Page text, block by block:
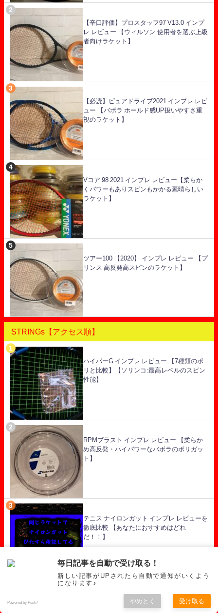
【辛口評価】プロスタッフ97 V13.0 インプ
レ レビュー 【ウィルソン 使用者を選ぶ上級
者向けラケット】
【必読】ピュアドライブ2021 インプレ レビ
ュー 【バボラ ホールド感UP扱いやすさ重
視のラケット】
Vコア 98 2021 インプレ レビュー【柔らか
くパワーもありスピンもかかる素晴らしい
ラケット】
ツアー100 【2020】 インプレ レビュー 【プ
リンス 高反発高スピンのラケット】
STRINGs【アクセス順】
ハイパーG インプレ レビュー 【7種類のポ
リと比較】【ソリンコ:最高レベルのスピン
性能】
RPMブラスト インプレ レビュー 【柔らか
め高反発・ハイパワーなバボラのポリガッ
ト】
テニス ナイロンガット インプレ レビューを
徹底比較 【あなたにおすすめはどれ
だ！！】
【AK PRO :柔らかさと反発力を兼ね備えた
ナイロンガット】ゴーセン レビュー イン
毎日記事を自動で受け取る！
新しい記事がUPされたら自動で通知がいくよう
になります♪
Powered by Push7 やめとく 受け取る